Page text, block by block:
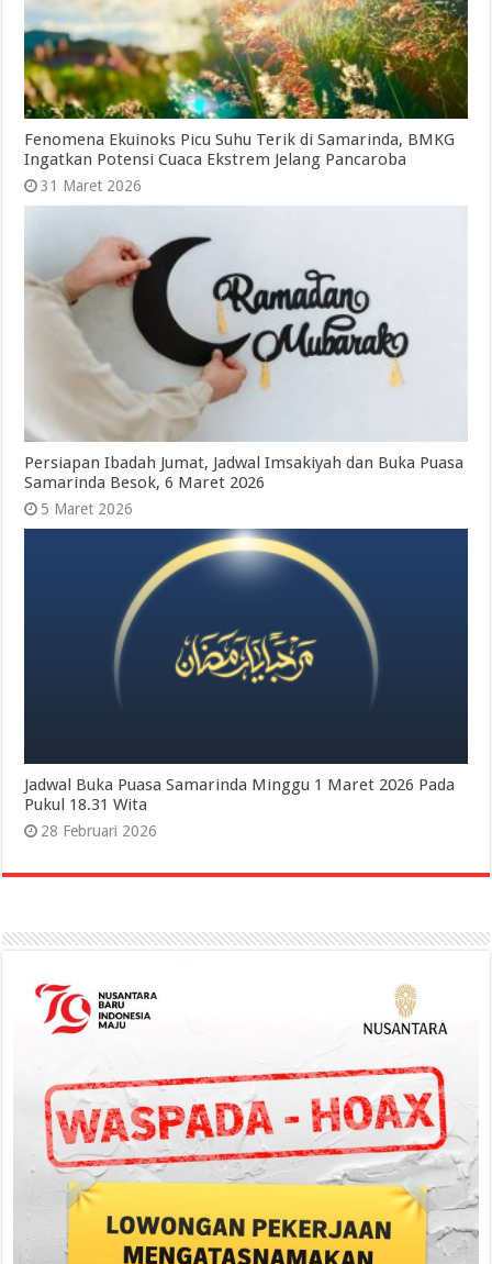
Fenomena Ekuinoks Picu Suhu Terik di Samarinda, BMKG
Ingatkan Potensi Cuaca Ekstrem Jelang Pancaroba
31 Maret 2026
Persiapan Ibadah Jumat, Jadwal Imsakiyah dan Buka Puasa
Samarinda Besok, 6 Maret 2026
5 Maret 2026
Jadwal Buka Puasa Samarinda Minggu 1 Maret 2026 Pada
Pukul 18.31 Wita
28 Februari 2026